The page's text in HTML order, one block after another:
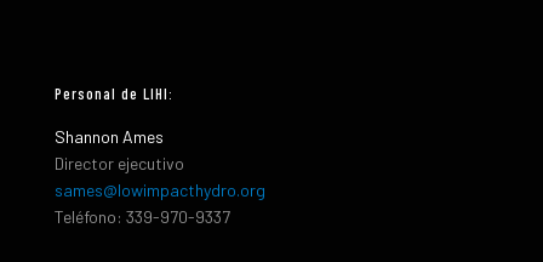
Personal de LIHI:
Shannon Ames
Director ejecutivo
sames@lowimpacthydro.org
Teléfono: 339-970-9337